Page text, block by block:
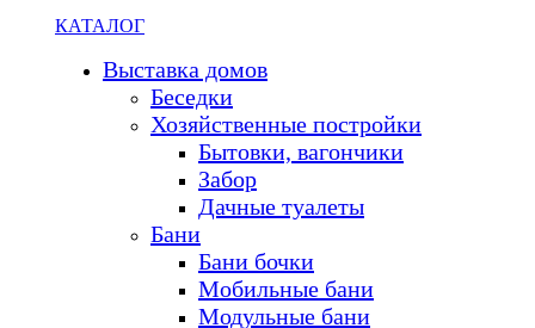
КАТАЛОГ
Выставка домов
Беседки
Хозяйственные постройки
Бытовки, вагончики
Забор
Дачные туалеты
Бани
Бани бочки
Мобильные бани
Модульные бани